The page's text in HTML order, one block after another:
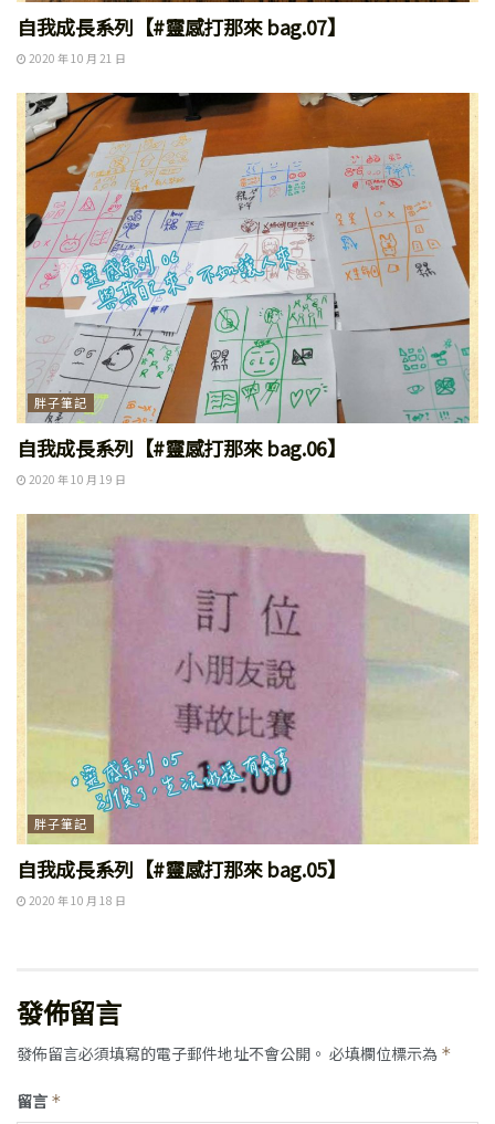
自我成長系列【#靈感打那來 bag.07】
2020 年 10 月 21 日
胖子筆記
自我成長系列【#靈感打那來 bag.06】
2020 年 10 月 19 日
胖子筆記
自我成長系列【#靈感打那來 bag.05】
2020 年 10 月 18 日
發佈留言
發佈留言必須填寫的電子郵件地址不會公開。 必填欄位標示為 *
留言 *